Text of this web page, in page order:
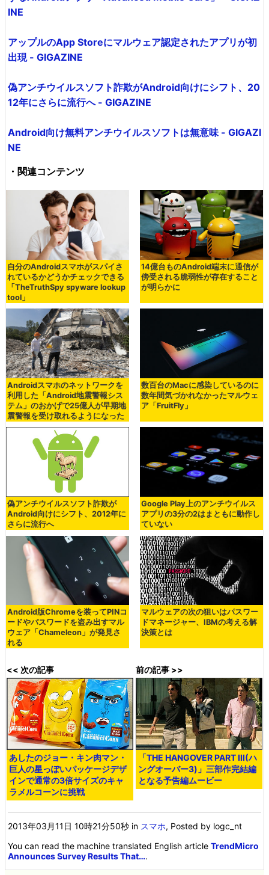
INE
アップルのApp Storeにマルウェア認定されたアプリが初
出現 - GIGAZINE
偽アンチウイルスソフト詐欺がAndroid向けにシフト、20
12年にさらに流行へ - GIGAZINE
Android向け無料アンチウイルスソフトは無意味 - GIGAZI
NE
・関連コンテンツ
自分のAndroidスマホがスパイさ
れているかどうかチェックできる
「TheTruthSpy spyware lookup
tool」
14億台ものAndroid端末に通信が
傍受される脆弱性が存在すること
が明らかに
Androidスマホのネットワークを
利用した「Android地震警報シス
テム」のおかげで25億人が早期地
震警報を受け取れるようになった
数百台のMacに感染しているのに
数年間気づかれなかったマルウェ
ア「FruitFly」
偽アンチウイルスソフト詐欺が
Android向けにシフト、2012年に
さらに流行へ
Google Play上のアンチウイルス
アプリの3分の2はまともに動作し
ていない
Android版Chromeを装ってPINコ
ードやパスワードを盗み出すマル
ウェア「Chameleon」が発見さ
れる
マルウェアの次の狙いはパスワー
ドマネージャー、IBMの考える解
決策とは
<< 次の記事
あしたのジョー・キン肉マン・
巨人の星っぽいパッケージデザ
インで通常の3倍サイズのキャ
ラメルコーンに挑戦
前の記事 >>
「THE HANGOVER PART III(ハ
ングオーバー3)」三部作完結編
となる予告編ムービー
2013年03月11日 10時21分50秒 in スマホ, Posted by logc_nt
You can read the machine translated English articleTrendMicro
Announces Survey Results That….